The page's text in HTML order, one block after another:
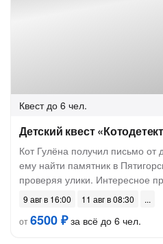
Квест до 6 чел.
Детский квест
Кот Гулёна получил письмо от
ему найти памятник в
проверяя улики. Интересное
9 авг в 16:00
11 авг в 08:30
от6500 ₽за всё до 6 чел.